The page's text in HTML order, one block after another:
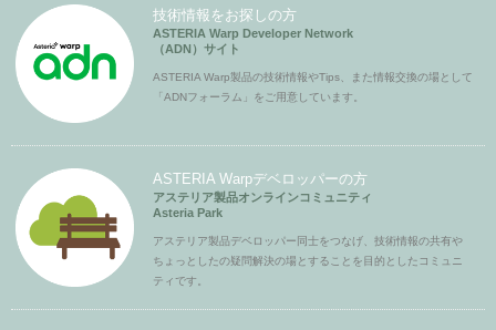
技術情報をお探しの方
ASTERIA Warp Developer Network
（ADN）サイト
ASTERIA Warp製品の技術情報やTips、また情報交換の場として
「ADNフォーラム」をご用意しています。
ASTERIA Warpデベロッパーの方
アステリア製品オンラインコミュニティ
Asteria Park
アステリア製品デベロッパー同士をつなげ、技術情報の共有や
ちょっとしたの疑問解決の場とすることを目的としたコミュニ
ティです。